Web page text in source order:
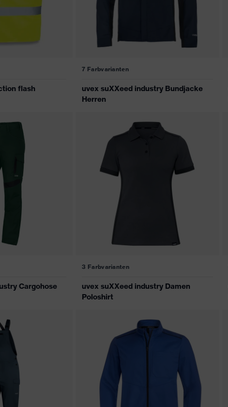
flash
7 Farbvarianten
uvex suXXeed industry Bundjacke
Herren
Cargohose
3 Farbvarianten
uvex suXXeed industry Damen
Poloshirt